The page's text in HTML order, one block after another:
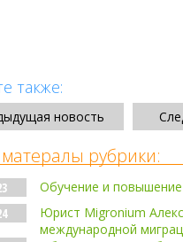
также:
новость
рубрики:
Обучение и
Юрист Migronium
международной